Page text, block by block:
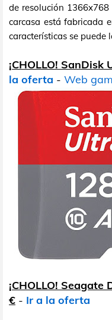
de resolución
carcasa está fabricada
características se puede
¡CHOLLO!
la oferta - Web
¡CHOLLO!
€ - Ir a la oferta